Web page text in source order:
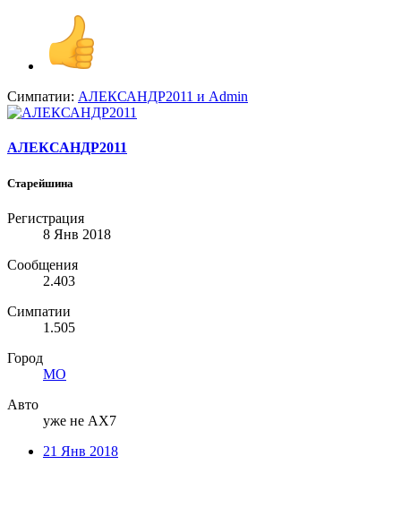
Симпатии: АЛЕКСАНДР2011 и Admin
АЛЕКСАНДР2011
Старейшина
Регистрация
8 Янв 2018
Сообщения
2.403
Симпатии
1.505
Город
МО
Авто
уже не АХ7
21 Янв 2018